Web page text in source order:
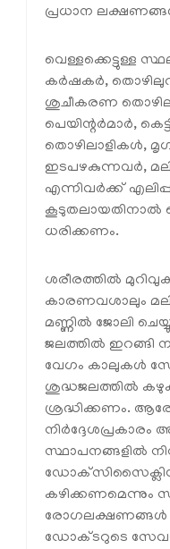
പ്രധാന
വെള്ളക്കെട്ടുള്ള
കർഷകർ,
ശുചീകരണ
പെയിന്റർമാർ,
തൊഴിലാളികൾ,
ഇടപഴകുന്നവർ,
എന്നിവർക്ക്
കൂടുതലായതിനാൽ
ധരിക്കണം.
ശരീരത്തിൽ
കാരണവശാലും
മണ്ണിൽ ജോലി
ജലത്തിൽ ഇറങ്ങി
വേഗം കാലുകൾ
ശുദ്ധജലത്തിൽ
ശ്രദ്ധിക്കണം.
സ്ഥാപനങ്ങളിൽ
ഡോക്‌സിസൈക്ലിൻ
കഴിക്കണമെന്നും
രോഗലക്ഷണങ്ങൾ
ഡോക്ടറുടെ